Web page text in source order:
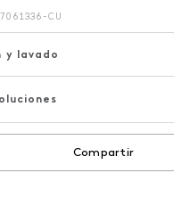
CU
y lavado
Compartir